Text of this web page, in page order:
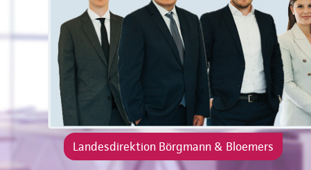
Landesdirektion Börgmann & Bloemers